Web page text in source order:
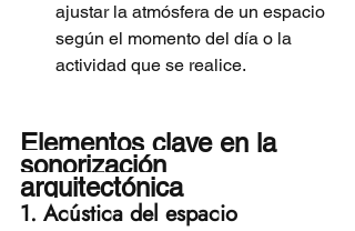
ajustar la atmósfera de un espacio
según el momento del día o la
actividad que se realice.
Elementos clave en la
sonorización
arquitectónica
1. Acústica del espacio